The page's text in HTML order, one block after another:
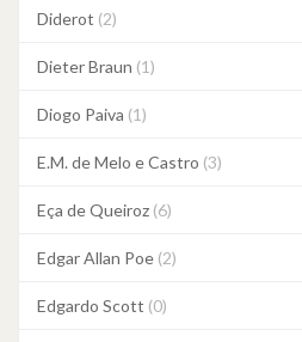
Diderot (2)
Dieter Braun (1)
Diogo Paiva (1)
E.M. de Melo e Castro (3)
Eça de Queiroz (6)
Edgar Allan Poe (2)
Edgardo Scott (0)